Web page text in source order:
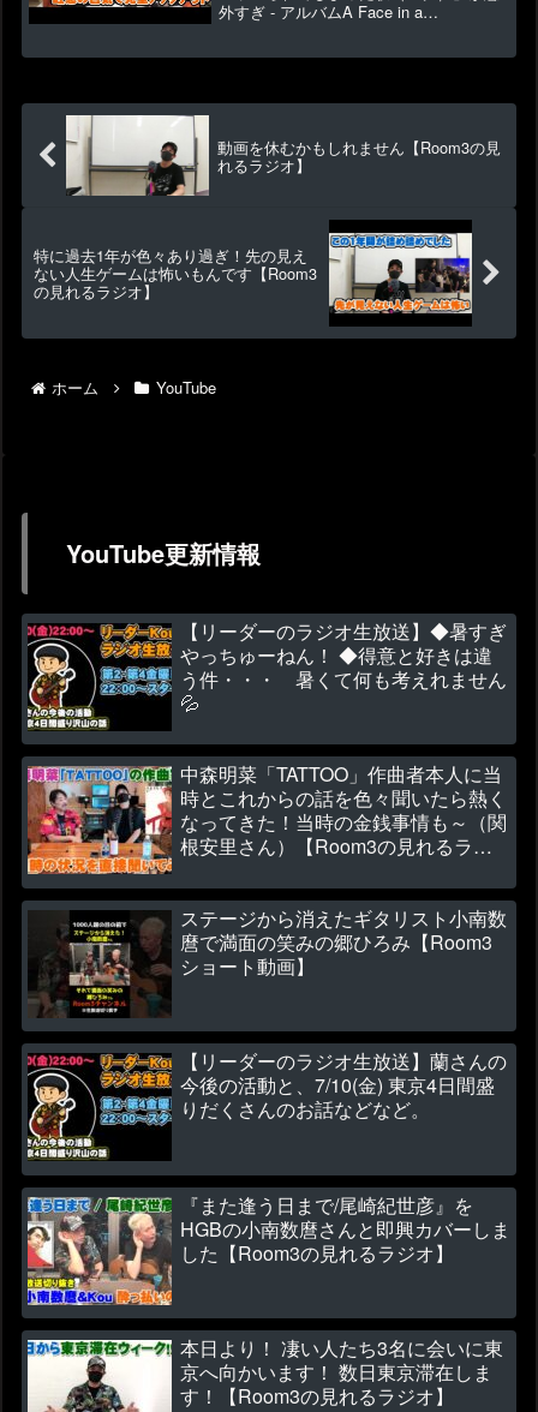
外すぎ - アルバムA Face in a
動画を休むかもしれません【Room3の見
れるラジオ】
特に過去1年が色々あり過ぎ！先の見え
ない人生ゲームは怖いもんです【Room3
の見れるラジオ】
ホーム YouTube
YouTube更新情報
【リーダーのラジオ生放送】◆暑すぎ
やっちゅーねん！ ◆得意と好きは違
う件・・・ 暑くて何も考えれません
💦
中森明菜「TATTOO」作曲者本人に当
時とこれからの話を色々聞いたら熱く
なってきた！当時の金銭事情も～（関
根安里さん）【Room3の見れるラジ
ステージから消えたギタリスト小南数
麿で満面の笑みの郷ひろみ【Room3
ショート動画】
【リーダーのラジオ生放送】蘭さんの
今後の活動と、7/10(金) 東京4日間盛
りだくさんのお話などなど。
『また逢う日まで/尾崎紀世彦』を
HGBの小南数麿さんと即興カバーしま
した【Room3の見れるラジオ】
本日より！ 凄い人たち3名に会いに東
京へ向かいます！ 数日東京滞在しま
す！【Room3の見れるラジオ】